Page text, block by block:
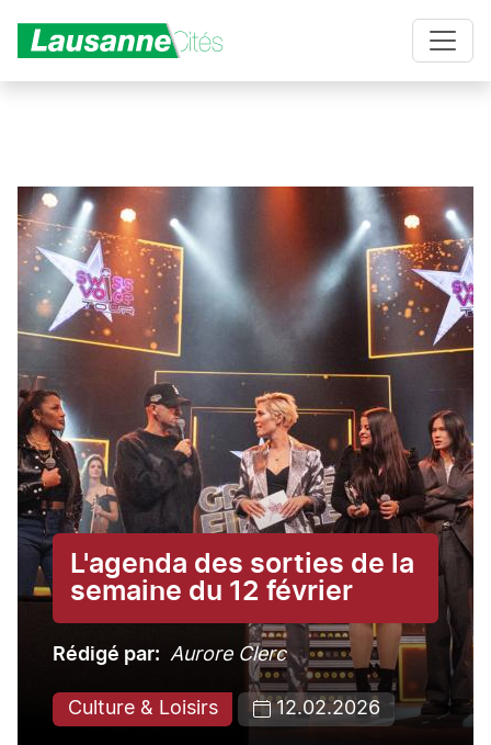
L'agenda des sorties de la
semaine du 12 février
Rédigé par Aurore Clerc
Culture & Loisirs 12.02.2026